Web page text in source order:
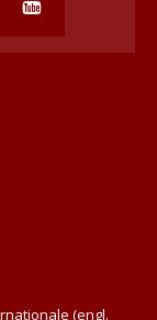
(engl.